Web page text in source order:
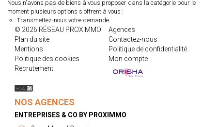
Nous n'avons pas de biens à vous proposer dans la catégorie pour le
moment plusieurs options s'offrent à vous :
Transmettez-nous votre demande
© 2026 RÉSEAU PROXIMMO
Agences
Plan du site
Contactez-nous
Mentions
Politique de confidentialité
Politique des cookies
Mon compte
Recrutement
NOS AGENCES
ENTREPRISES & CO BY PROXIMMO